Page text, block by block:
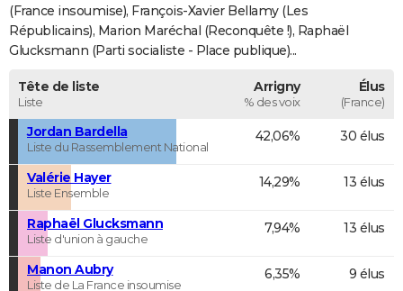
FORUM
Bricolage
Lifestyle
Culture
Sport
Auto
Television
Voyage
Cinema
(France insoumise), François-Xavier Bellamy (Les
Républicains), Marion Maréchal (Reconquête !), Raphaël
Glucksmann (Parti socialiste - Place publique)...
Tête de liste
Liste
Arrigny
% des voix
Élus
(France)
Jordan Bardella
Liste du Rassemblement National
42,06% 30 élus
Valérie Hayer
Liste Ensemble
14,29% 13 élus
Raphaël Glucksmann
Liste d'union à gauche
7,94% 13 élus
Manon Aubry
Liste de La France insoumise
6,35% 9 élus